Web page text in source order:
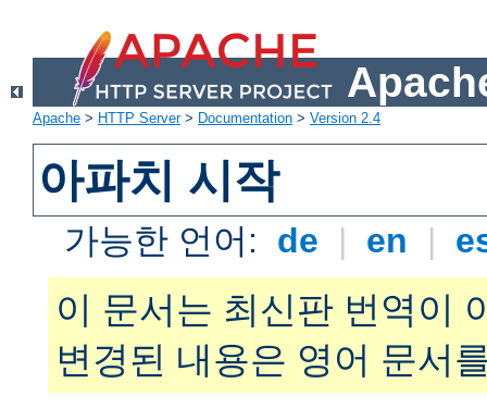
Apache > HTTP Server> Documentation > Version 2.4
아파치 시작
가능한 언어: de | en |
이 문서는 최신판 번역이
변경된 내용은 영어 문서